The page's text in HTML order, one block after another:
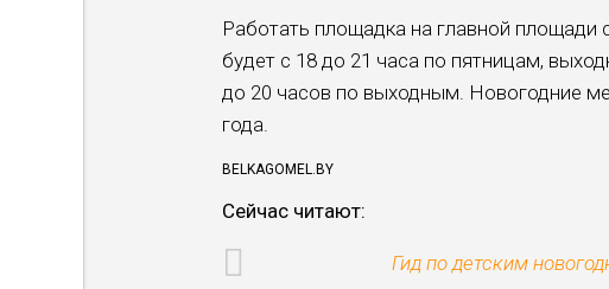
Работать площадка на главной площади
будет с 18 до 21 часа по пятницам,
до 20 часов по выходным. Новогодние
года.
BELKAGOMEL.BY
Сейчас читают:
Гид по детским